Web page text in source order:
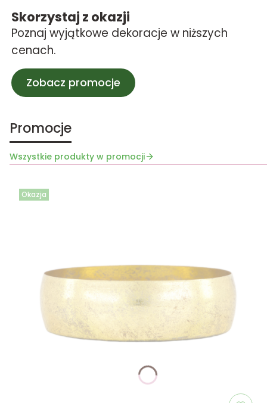
Skorzystaj z okazji
Poznaj wyjątkowe dekoracje w niższych
cenach.
Zobacz promocje
Promocje
Wszystkie produkty w promocji
Okazja